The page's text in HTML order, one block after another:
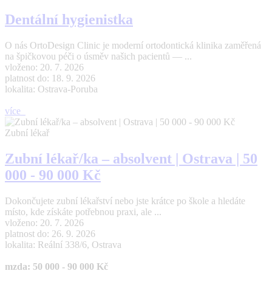
Dentální hygienistka
O nás OrtoDesign Clinic je moderní ortodontická klinika zaměřená
na špičkovou péči o úsměv našich pacientů — ...
vloženo: 20. 7. 2026
platnost do: 18. 9. 2026
lokalita: Ostrava-Poruba
více
Zubní lékař
Zubní lékař/ka – absolvent | Ostrava | 50
000 - 90 000 Kč
Dokončujete zubní lékařství nebo jste krátce po škole a hledáte
místo, kde získáte potřebnou praxi, ale ...
vloženo: 20. 7. 2026
platnost do: 26. 9. 2026
lokalita: Reální 338/6, Ostrava
mzda: 50 000 - 90 000 Kč